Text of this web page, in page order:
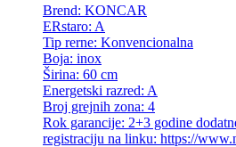
Brend: KONCAR
ERstaro: A
Tip rerne: Konvencionalna
Boja: inox
Širina: 60 cm
Energetski razred: A
Broj grejnih zona: 4
Rok garancije: 2+3 godine
registraciju na linku: https://